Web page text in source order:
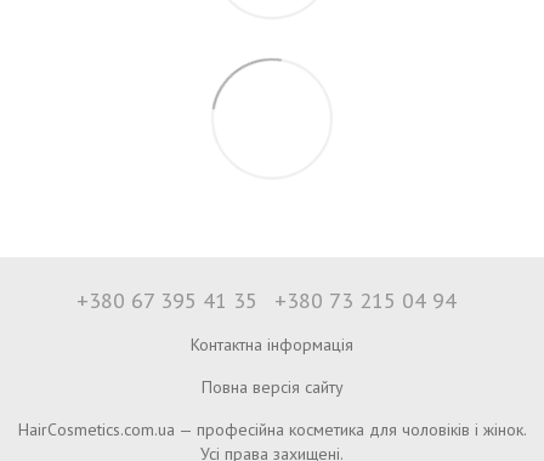
+380 67 395 41 35 +380 73 215 04 94
Контактна інформація
Повна версія сайту
HairCosmetics.com.ua — професійна косметика для чоловіків і жінок.
Усі права захищені.